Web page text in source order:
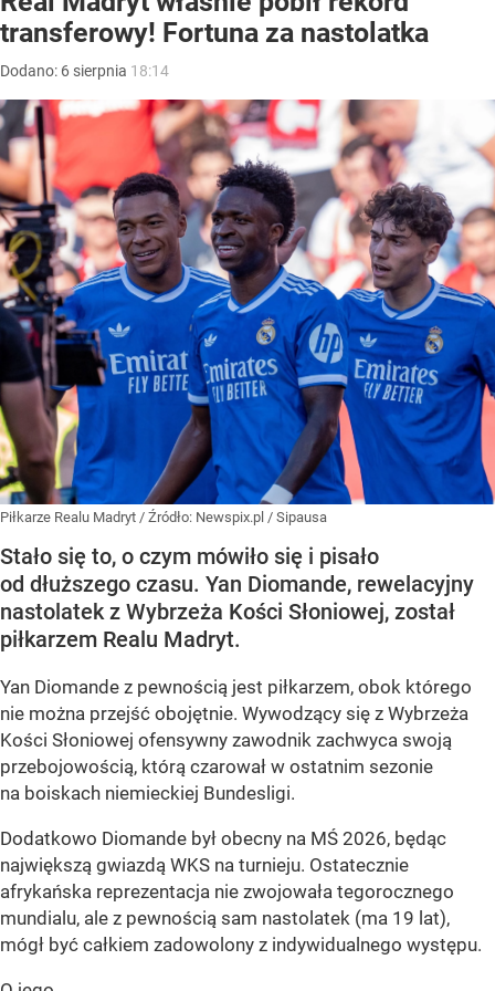
transferowy! Fortuna za nastolatka
Dodano: 6 sierpnia 18:14
Piłkarze Realu Madryt / Źródło: Newspix.pl / Sipausa
Stało się to, o czym mówiło się i pisało
od dłuższego czasu. Yan Diomande, rewelacyjny
nastolatek z Wybrzeża Kości Słoniowej, został
piłkarzem Realu Madryt.
Yan Diomande z pewnością jest piłkarzem, obok którego
nie można przejść obojętnie. Wywodzący się z Wybrzeża
Kości Słoniowej ofensywny zawodnik zachwyca swoją
przebojowością, którą czarował w ostatnim sezonie
na boiskach niemieckiej Bundesligi.
Dodatkowo Diomande był obecny na MŚ 2026, będąc
największą gwiazdą WKS na turnieju. Ostatecznie
afrykańska reprezentacja nie zwojowała tegorocznego
mundialu, ale z pewnością sam nastolatek (ma 19 lat),
mógł być całkiem zadowolony z indywidualnego występu.